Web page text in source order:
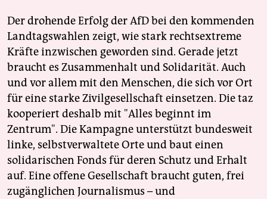
Der drohende Erfolg der AfD bei den kommenden
Landtagswahlen zeigt, wie stark rechtsextreme
Kräfte inzwischen geworden sind. Gerade jetzt
braucht es Zusammenhalt und Solidarität. Auch
und vor allem mit den Menschen, die sich vor Ort
für eine starke Zivilgesellschaft einsetzen. Die taz
kooperiert deshalb mit "Alles beginnt im
Zentrum". Die Kampagne unterstützt bundesweit
linke, selbstverwaltete Orte und baut einen
solidarischen Fonds für deren Schutz und Erhalt
auf. Eine offene Gesellschaft braucht guten, frei
zugänglichen Journalismus – und